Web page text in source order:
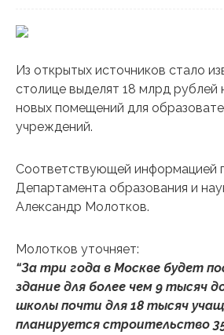
Из открытых источников стало
столице выделят 18 млрд рублей
новых помещений для
учреждений.
Соответствующей информацией
Департамента образования и
Александр Молотков.
Молотков уточняет:
“За три года в Москве будет
здание для более чем 9 тысяч
школы почти для 18 тысяч
планируется строительство